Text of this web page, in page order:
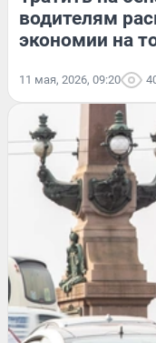
водителям
экономии на
11 мая, 2026, 09:20